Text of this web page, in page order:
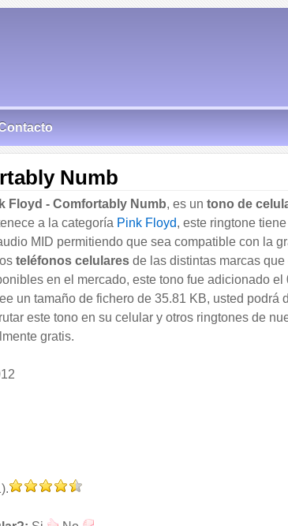
Numb
Floyd - Comfortably Numb, es un tono de
a la categoría Pink Floyd, este ringtone
MID permitiendo que sea compatible con la
teléfonos celulares de las distintas marcas que
en el mercado, este tono fue adicionado el
un tamaño de fichero de 35.81 KB, usted podrá
este tono en su celular y otros ringtones de
gratis.